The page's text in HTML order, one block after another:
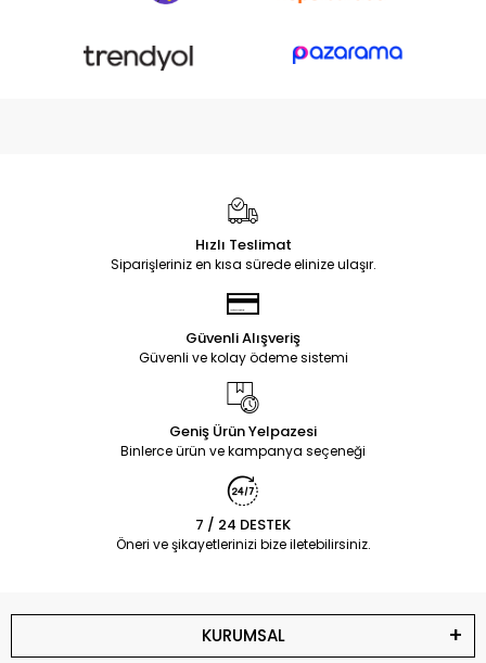
Hızlı Teslimat
Siparişleriniz en kısa sürede elinize ulaşır.
Güvenli Alışveriş
Güvenli ve kolay ödeme sistemi
Geniş Ürün Yelpazesi
Binlerce ürün ve kampanya seçeneği
7 / 24 DESTEK
Öneri ve şikayetlerinizi bize iletebilirsiniz.
KURUMSAL